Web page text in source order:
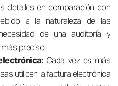
detalles en comparación con
a la naturaleza de las
de una auditoría y
preciso.
: Cada vez es más
utilicen la factura electrónica